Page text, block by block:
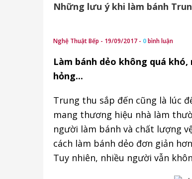
Những lưu ý khi làm bánh
Nghệ Thuật Bếp - 19/09/2017 - 0bình luận
Làm bánh dẻo không quá
hỏng...
Trung thu sắp đến cũng là lúc
mang thương hiệu nhà làm
người làm bánh và chất lượng
cách làm bánh dẻo đơn giản
Tuy nhiên, nhiều người vẫn